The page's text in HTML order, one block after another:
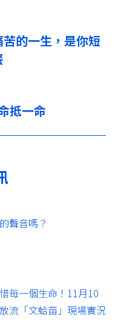
苦的一生，是你短
抵一命
聲音嗎？
每一個生命！11月10
流「文蛤苗」現場實況